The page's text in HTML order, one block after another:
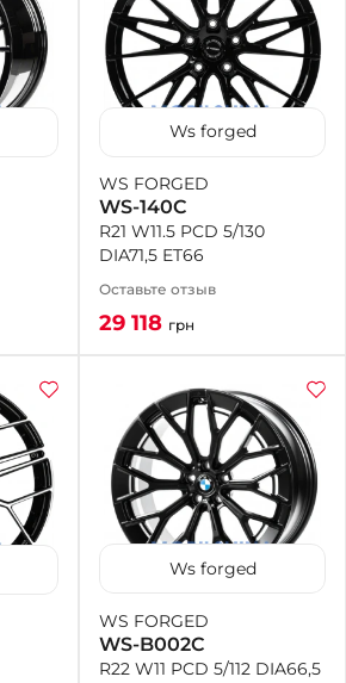
Ws forged
WS FORGED
WS-140C
R21 W11.5 PCD 5/130
DIA71,5 ET66
Оставьте отзыв
29 118 грн
Ws forged
WS FORGED
WS-B002C
R22 W11 PCD 5/112 DIA66,5